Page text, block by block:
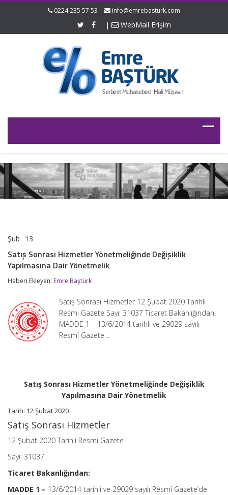
0224 235 57 53 info@emrebasturk.com
| WebMail Erişim
Şub 13
Hizmetler
Yönetmeliğinde
Yapılmasına
Yönetmelik
Satış Sonrası Hizmetler Yönetmeliğinde Değişiklik
Yapılmasına Dair Yönetmelik
Haberi Ekleyen: Emre Baştürk
Satış Sonrası Hizmetler 12 Şubat 2020 Tarihli
Resmi Gazete Sayı: 31037 Ticaret Bakanlığından:
MADDE 1 – 13/6/2014 tarihli ve 29029 sayılı
Resmî Gazete…
Satış Sonrası Hizmetler Yönetmeliğinde Değişiklik
Yapılmasına Dair Yönetmelik
Tarih: 12 Şubat 2020
Satış Sonrası Hizmetler
12 Şubat 2020 Tarihli Resmi Gazete
Sayı: 31037
Ticaret Bakanlığından:
MADDE 1 – 13/6/2014 tarihli ve 29029 sayılı Resmî Gazete’de